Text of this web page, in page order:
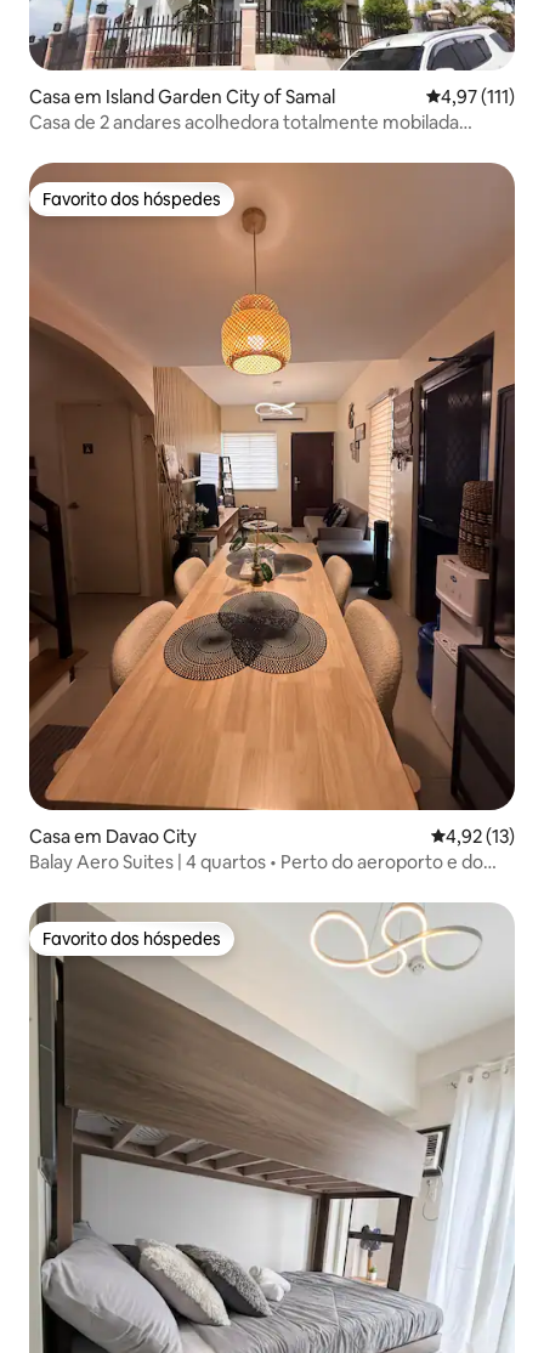
Casa em Island Garden City of Samal Classificação
4,97 (111)
Casa de 2 andares acolhedora totalmente mobilada
Favorito dos hóspedes
Favorito dos hóspedes
Casa em Davao City Classificação
4,92 (13)
Balay Aero Suites | 4 quartos • Perto do aeroporto e do
Favorito dos hóspedes
Favorito dos hóspedes